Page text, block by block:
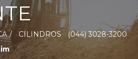
CILINDROS
(044) 3028-3200